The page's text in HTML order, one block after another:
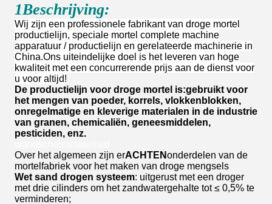
1Beschrijving:
Wij zijn een professionele fabrikant van droge mortel
productielijn, speciale mortel complete machine
apparatuur / productielijn en gerelateerde machinerie in
China.Ons uiteindelijke doel is het leveren van hoge
kwaliteit met een concurrerende prijs aan de dienst voor
u voor altijd!
De productielijn voor droge mortel is:gebruikt voor
het mengen van poeder, korrels, vlokkenblokken,
onregelmatige en kleverige materialen in de industrie
van granen, chemicaliën, geneesmiddelen,
pesticiden, enz.
Over het algemeen zijn erACHTENonderdelen van de
mortelfabriek voor het maken van droge mengsels
Wet sand drogen systeem: uitgerust met een droger
met drie cilinders om het zandwatergehalte tot ≤ 0,5% te
verminderen;